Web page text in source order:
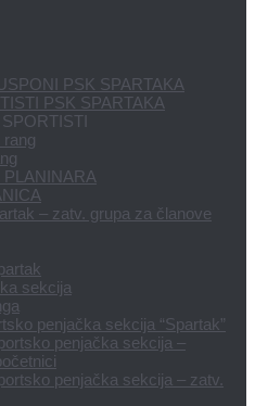
PSK SPARTAKA
PSK SPARTAKA
rang
PLANINARA
– zatv. grupa za članove
sekcija
penjačka sekcija “Spartak”
penjačka sekcija –
penjačka sekcija – zatv.